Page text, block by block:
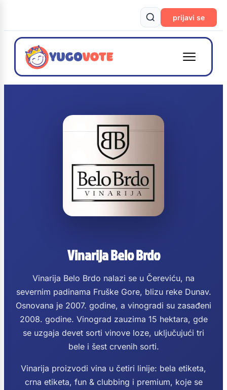
prijavi se
Vinarija Belo Brdo
Vinarija Belo Brdo nalazi se u Čereviću, na
severnim padinama Fruške Gore, blizu reke Dunav.
Osnovana je 2007. godine, a vinogradi su zasađeni
2008. godine. Vinograd zauzima 15 hektara, gde
se uzgaja devet sorti vinove loze, uključujući tri
bele i šest crvenih sorti.
Vinarija proizvodi vina u četiri linije: bela etiketa,
crna etiketa, fun & clubbing i premium, koje se